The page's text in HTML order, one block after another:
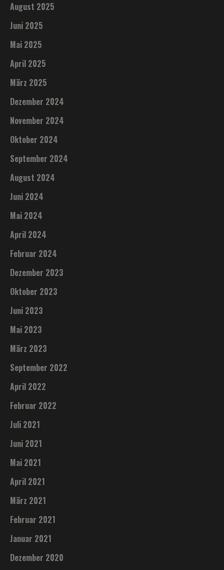
August 2025
Juni 2025
Mai 2025
April 2025
März 2025
Dezember 2024
November 2024
Oktober 2024
September 2024
August 2024
Juni 2024
Mai 2024
April 2024
Februar 2024
Dezember 2023
Oktober 2023
Juni 2023
Mai 2023
März 2023
September 2022
April 2022
Februar 2022
Juli 2021
Juni 2021
Mai 2021
April 2021
März 2021
Februar 2021
Januar 2021
Dezember 2020